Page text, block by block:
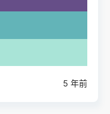
5 年前